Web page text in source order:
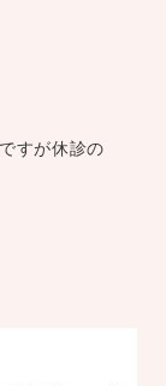
すが休診の